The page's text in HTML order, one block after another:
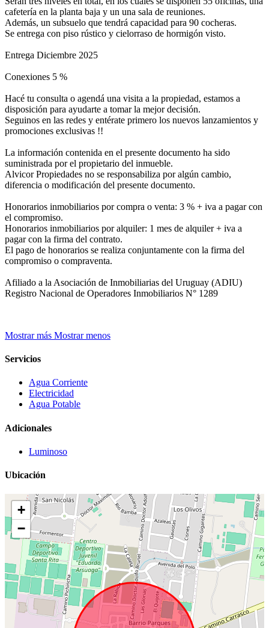
cafetería en la planta baja y un una sala de reuniones.
Además, un subsuelo que tendrá capacidad para 90 cocheras.
Se entrega con piso rústico y cielorraso de hormigón visto.
Entrega Diciembre 2025
Conexiones 5 %
Hacé tu consulta o agendá una visita a la propiedad, estamos a
disposición para ayudarte a tomar la mejor decisión.
Seguinos en las redes y entérate primero los nuevos lanzamientos y
promociones exclusivas !!
La información contenida en el presente documento ha sido
suministrada por el propietario del inmueble.
Alvicor Propiedades no se responsabiliza por algún cambio,
diferencia o modificación del presente documento.
Honorarios inmobiliarios por compra o venta: 3 % + iva a pagar con
el compromiso.
Honorarios inmobiliarios por alquiler: 1 mes de alquiler + iva a
pagar con la firma del contrato.
El pago de honorarios se realiza conjuntamente con la firma del
compromiso o compraventa.
Afiliado a la Asociación de Inmobiliarias del Uruguay (ADIU)
Registro Nacional de Operadores Inmobiliarios N° 1289
Mostrar más Mostrar menos
Servicios
Agua Corriente
Electricidad
Agua Potable
Adicionales
Luminoso
Ubicación
+
−